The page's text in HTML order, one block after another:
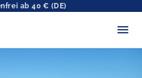
ab 40 € (DE)